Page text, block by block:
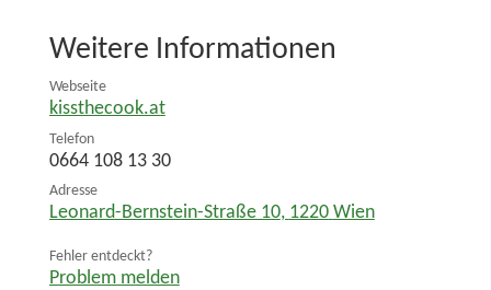
Weitere Informationen
Webseite
kissthecook.at
Telefon
0664 108 13 30
Adresse
Leonard-Bernstein-Straße 10, 1220 Wien
Fehler entdeckt?
Problem melden